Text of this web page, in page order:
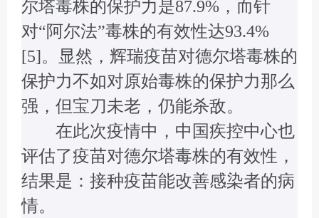
尔塔毒株的保护力是87.9%，而针
对“阿尔法”毒株的有效性达93.4%
[5]。显然，辉瑞疫苗对德尔塔毒株的
保护力不如对原始毒株的保护力那么
强，但宝刀未老，仍能杀敌。
在此次疫情中，中国疾控中心也
评估了疫苗对德尔塔毒株的有效性，
结果是：接种疫苗能改善感染者的病
情。